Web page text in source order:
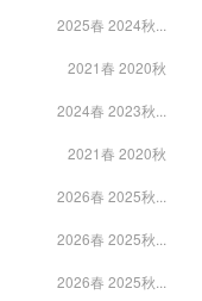
2025春 2024秋...
2021春 2020秋
2024春 2023秋...
2021春 2020秋
2026春 2025秋...
2026春 2025秋...
2026春 2025秋...